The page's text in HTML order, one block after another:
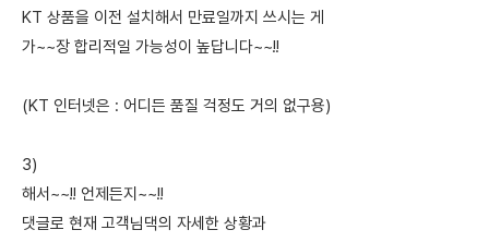
KT 상품을 이전 설치해서 만료일까지 쓰시는 게
가~~장 합리적일 가능성이 높답니다~~!!
(KT 인터넷은 : 어디든 품질 걱정도 거의 없구용)
3)
해서~~!! 언제든지~~!!
댓글로 현재 고객님댁의 자세한 상황과